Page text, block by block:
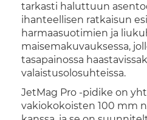
tarkasti haluttuun
ihanteellisen ratkaisun
harmaasuotimien ja
maisemakuvauksessa,
tasapainossa
valaistusolosuhteissa.
JetMag Pro -pidike on
vakiokokoisten 100 mm